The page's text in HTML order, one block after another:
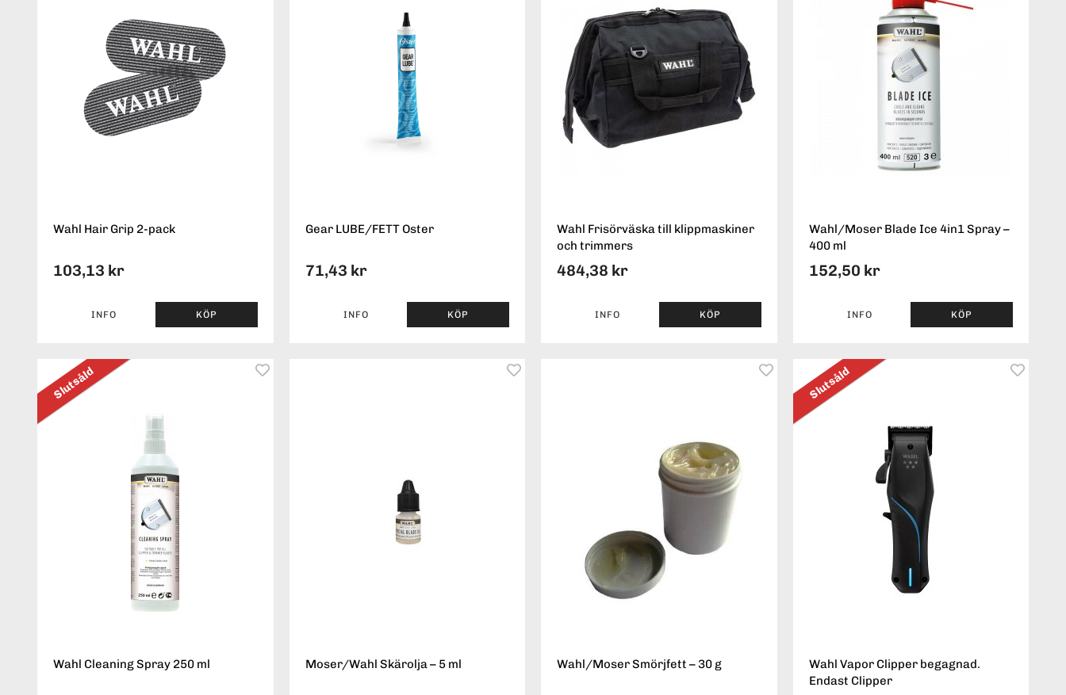
Wahl Hair Grip 2-pack
103,13 kr
INFO KÖP
Gear LUBE/FETT Oster
71,43 kr
INFO KÖP
Wahl Frisörväska till klippmaskiner
och trimmers
484,38 kr
INFO KÖP
Wahl/Moser Blade Ice 4in1 Spray –
400 ml
152,50 kr
INFO KÖP
Slutsåld
Wahl Cleaning Spray 250 ml Moser/Wahl Skärolja – 5 ml Wahl/Moser Smörjfett – 30 g
Slutsåld
Wahl Vapor Clipper begagnad.
Endast Clipper